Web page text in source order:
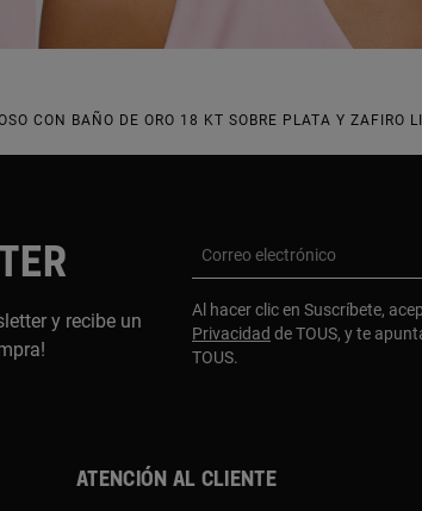
CON BAÑO DE ORO 18 KT SOBRE PLATA Y ZAFIRO
y recibe un
Correo electrónico
Al hacer clic en Suscríbete,
Privacidad de TOUS, y te
TOUS.
Atención al cliente